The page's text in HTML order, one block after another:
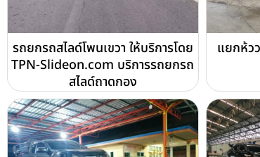
รถยกรถสไลด์โพนเขวา ให้บริการโดย
TPN-Slideon.com บริการรถยกรถ
สไลด์ถาดกอง
แยกห้ว